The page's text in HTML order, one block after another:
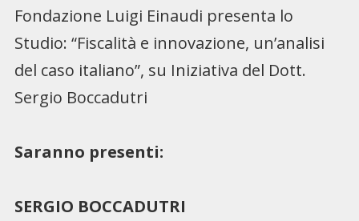
Fondazione Luigi Einaudi presenta lo
Studio: “Fiscalità e innovazione, un’analisi
del caso italiano”, su Iniziativa del Dott.
Sergio Boccadutri
Saranno presenti:
SERGIO BOCCADUTRI